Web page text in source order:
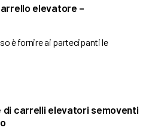
elevatore –
è fornire ai partecipanti le
di carrelli elevatori semoventi